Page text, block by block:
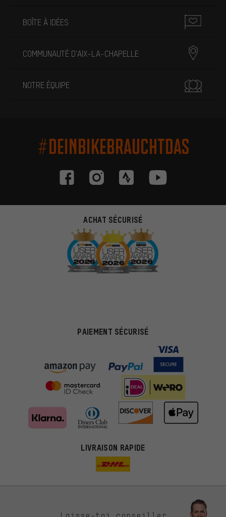
BOÎTE À IDÉES
COMMUNAUTÉ D'AIX-LA-CHAPELLE
NOTRE ÉQUIPE
#DEINBIKEBRAUCHTDAS
ACHAT SÉCURISÉ
PAIEMENT SÉCURISÉ
LIVRAISON RAPIDE
Des offres plus adaptées